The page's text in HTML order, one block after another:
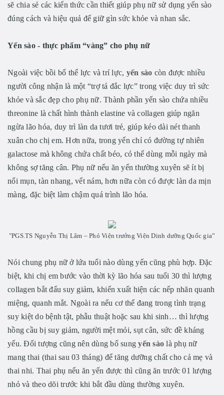
sẽ chia sẻ các kiến thức cần thiết giúp phụ nữ sử dụng yến sào
đúng cách và hiệu quả để giữ gìn sức khỏe và nhan sắc.
Yến sào - thực phẩm “vàng” cho phụ nữ
Ngoài việc bồi bổ thể lực và trí lực, yến sào còn được nhiều
người công nhận là một “trợ tá đắc lực” trong việc duy trì sức
khỏe và sắc đẹp cho phụ nữ. Thành phần yến sào chứa nhiều
threonine là chất hình thành elastine và collagen giúp ngăn
ngừa lão hóa, duy trì làn da tươi trẻ, giúp kéo dài nét thanh
xuân cho chị em. Hơn nữa, trong yến chỉ có đường tự nhiên
galactose mà không chứa chất béo, có thể dùng mỗi ngày mà
không sợ tăng cân. Phụ nữ nếu ăn yến thường xuyên sẽ ít bị
nổi mụn, tàn nhang, vết nám, hơn nữa còn có được làn da mịn
màng, đặc biệt làm chậm quá trình lão hóa.
"PGS.TS Nguyễn Thị Lâm – Phó Viện trưởng Viện Dinh dưỡng Quốc gia”
Nói chung phụ nữ ở lứa tuổi nào dùng yến cũng phù hợp. Đặc
biệt, khi chị em bước vào thời kỳ lão hóa sau tuổi 30 thì lượng
collagen bắt đấu suy giảm, khiến xuất hiện các nếp nhăn quanh
miệng, quanh mắt. Ngoài ra nếu cơ thể đang trong tình trạng
suy kiệt do bệnh tật, phẫu thuật hoặc sau khi sinh… thì lượng
hồng cầu bị suy giảm, người mệt mỏi, sụt cân, sức đề kháng
yếu. Đối tượng cũng nên dùng bổ sungyến sào là phụ nữ
mang thai (thai sau 03 tháng) để tăng dưỡng chất cho cả mẹ và
thai nhi. Thai phụ nếu ăn yến được thì cũng ăn trước 01 lượng
nhỏ và theo dõi trước khi bắt đầu dùng thường xuyên.